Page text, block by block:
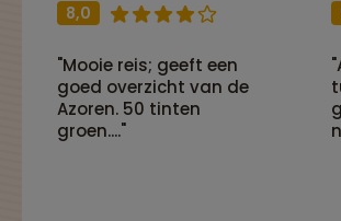
8,0
"Mooie reis; geeft een
goed overzicht van de
Azoren. 50 tinten
groen...."